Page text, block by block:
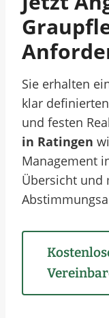
Sie erhalten
klar
und festen
in Ratingen
Management
Übersicht und